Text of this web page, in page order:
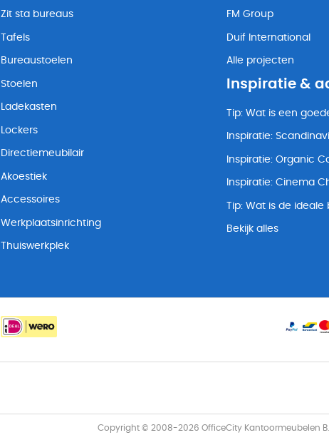
Zit sta bureaus
Tafels
Bureaustoelen
Stoelen
Ladekasten
Lockers
Directiemeubilair
Akoestiek
Accessoires
Werkplaatsinrichting
Thuiswerkplek
FM Group
Duif International
Alle projecten
Inspiratie &
Tip: Wat is een
Inspiratie:
Inspiratie: Organic
Inspiratie: Cinema
Tip: Wat is de
Bekijk alles
Copyright © 2008-2026 OfficeCity Kantoormeubelen